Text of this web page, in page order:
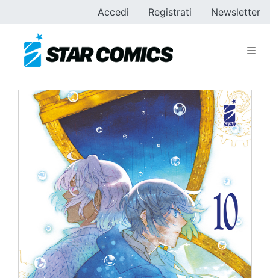
Accedi Registrati Newsletter